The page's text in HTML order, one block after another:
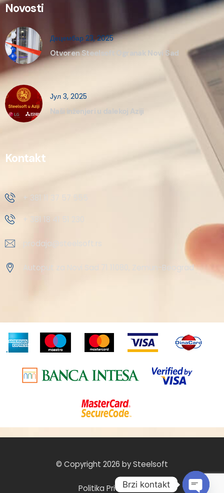
Novosti
Децембар 23, 2025
Otvoren Steelsoft Ogranak Novi Sad
Јул 3, 2025
Naši inženjeri u dalekoj Aziji
Kontakt
+ 381 11 37 57 555
+ 381 18 41 51 230
prodaja@steelsoft.rs
Autoput za Novi Sad 71 11080, Zemun-Beograd
© Copyright 2026 by Steelsoft
Politika PrivatnostiBrzi kontakt